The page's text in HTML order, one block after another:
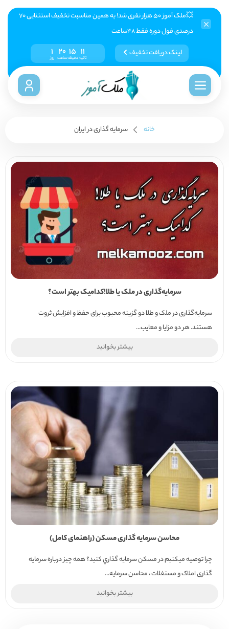
💥ملک آموز ۵۰ هزار نفری شد! به همین مناسبت تخفیف استثنایی ۷۰
درصدی فول دوره فقط ۴۸ساعت
لینک دریافت تخفیف
1
روز 20
ساعت 15
دقیقه 10
ثانیه
خانه سرمایه گذاری در ایران
سرمایه‌گذاری در ملک یا طلا!کدامیک بهتر است؟
سرمایه‌گذاری در ملک و طلا دو گزینه محبوب برای حفظ و افزایش ثروت
هستند. هر دو مزایا و معایب...
بیشتر بخوانید
محاسن سرمایه گذاری مسکن (راهنمای کامل)
چرا توصيه ميكنيم در مسكن سرمايه گذاري كنيد؟ همه چیز درباره سرمایه
گذاری املاک و مستغلات ، محاسن سرمایه...
بیشتر بخوانید